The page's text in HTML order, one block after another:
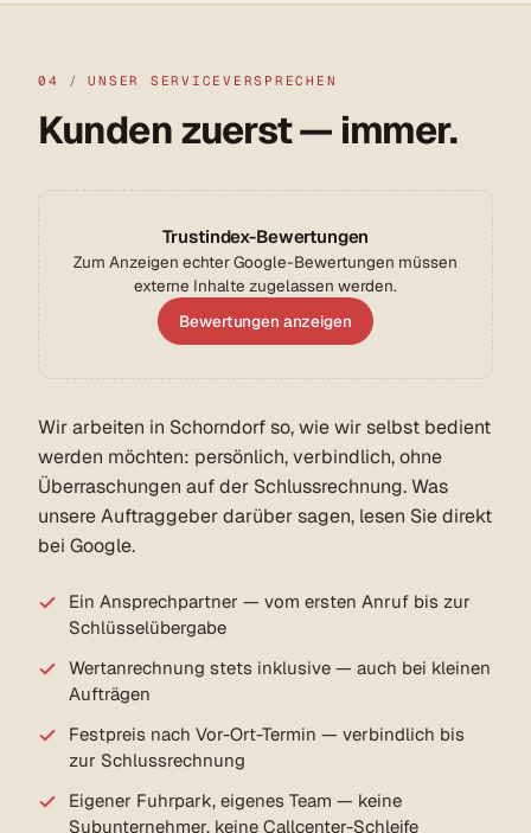
04 / UNSER SERVICEVERSPRECHEN
Kunden zuerst — immer.
Trustindex-Bewertungen
Zum Anzeigen echter Google-Bewertungen müssen
externe Inhalte zugelassen werden.
Bewertungen anzeigen
Wir arbeiten in Schorndorf so, wie wir selbst bedient
werden möchten: persönlich, verbindlich, ohne
Überraschungen auf der Schlussrechnung. Was
unsere Auftraggeber darüber sagen, lesen Sie direkt
bei Google.
Ein Ansprechpartner — vom ersten Anruf bis zur
Schlüsselübergabe
Wertanrechnung stets inklusive — auch bei kleinen
Aufträgen
Festpreis nach Vor-Ort-Termin — verbindlich bis
zur Schlussrechnung
Eigener Fuhrpark, eigenes Team — keine
Subunternehmer, keine Callcenter-Schleife